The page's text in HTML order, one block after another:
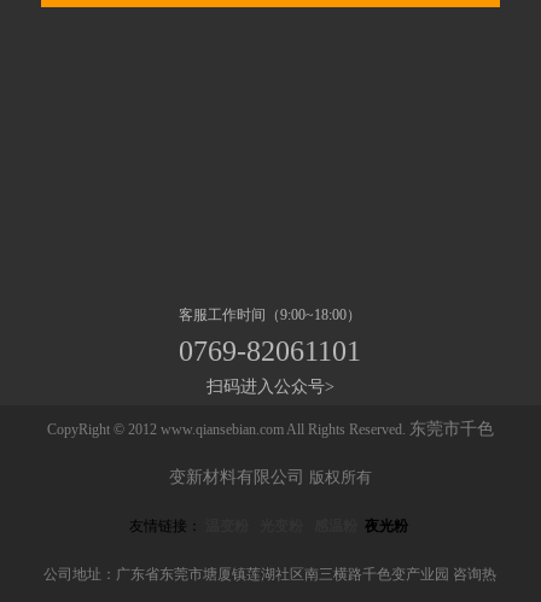
客服工作时间（9:00~18:00）
0769-82061101
扫码进入公众号>
CopyRight © 2012 www.qiansebian.com All Rights Reserved. 东莞市千色
变新材料有限公司 版权所有
友情链接： 夜光粉
公司地址：广东省东莞市塘厦镇莲湖社区南三横路千色变产业园 咨询热